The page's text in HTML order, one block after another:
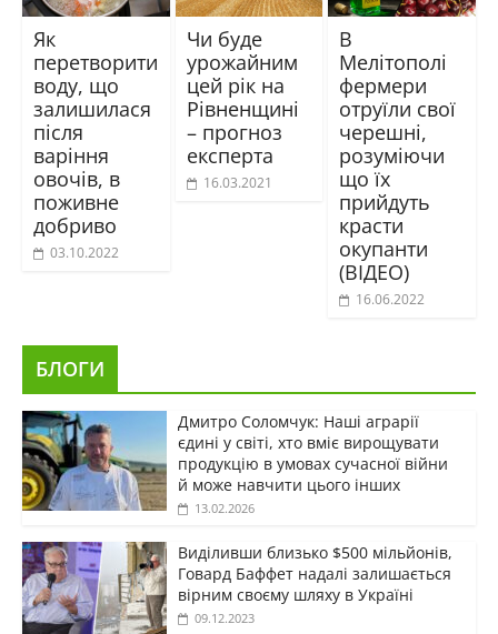
Як
перетворити
воду, що
залишилася
після
варіння
овочів, в
поживне
добриво
03.10.2022
Чи буде
урожайним
цей рік на
Рівненщині
– прогноз
експерта
16.03.2021
В
Мелітополі
фермери
отруїли свої
черешні,
розуміючи
що їх
прийдуть
красти
окупанти
(ВІДЕО)
16.06.2022
БЛОГИ
Дмитро Соломчук: Наші аграрії
єдині у світі, хто вміє вирощувати
продукцію в умовах сучасної війни
й може навчити цього інших
13.02.2026
Виділивши близько $500 мільйонів,
Говард Баффет надалі залишається
вірним своєму шляху в Україні
09.12.2023